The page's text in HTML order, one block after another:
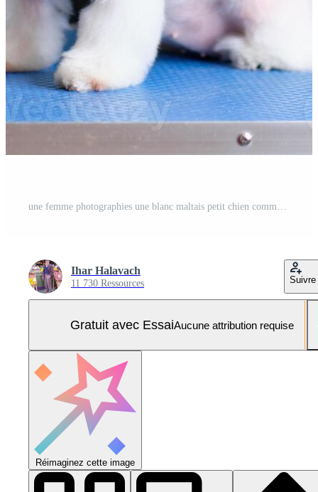
une femme photographies une blanc maltais petit chien comme une souvenir sur sa téléphone Photo Pro
Ihar Halavach
11 730 Ressources Suivre
Gratuit avec EssaiAucune attribution requise
Réimaginez cette image